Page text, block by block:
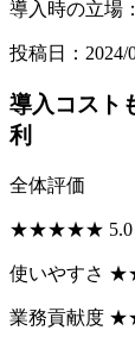
導入時の立場
投稿日：2024/
導入コスト
利
全体評価
★★★★★ 5.0
使いやすさ ★
業務貢献度 ★